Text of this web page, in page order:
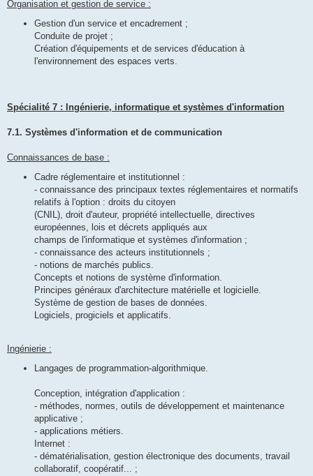
Organisation et gestion de service :
Gestion d'un service et encadrement ;
Conduite de projet ;
Création d'équipements et de services d'éducation à
l'environnement des espaces verts.
Spécialité 7 : Ingénierie, informatique et systèmes d'information
7.1. Systèmes d'information et de communication
Connaissances de base :
Cadre réglementaire et institutionnel :
- connaissance des principaux textes réglementaires et normatifs
relatifs à l'option : droits du citoyen
(CNIL), droit d'auteur, propriété intellectuelle, directives
européennes, lois et décrets appliqués aux
champs de l'informatique et systèmes d'information ;
- connaissance des acteurs institutionnels ;
- notions de marchés publics.
Concepts et notions de système d'information.
Principes généraux d'architecture matérielle et logicielle.
Système de gestion de bases de données.
Logiciels, progiciels et applicatifs.
Ingénierie :
Langages de programmation-algorithmique.
Conception, intégration d'application :
- méthodes, normes, outils de développement et maintenance
applicative ;
- applications métiers.
Internet :
- dématérialisation, gestion électronique des documents, travail
collaboratif, coopératif... ;